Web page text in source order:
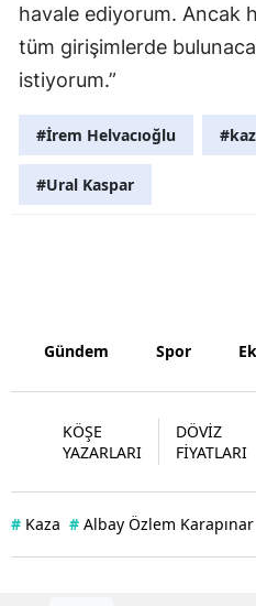
havale ediyorum. Ancak
tüm girişimlerde
istiyorum.”
#İrem Helvacıoğlu
#Ural Kaspar
Gündem Spor
KÖŞE
YAZARLARI
DÖVİZ
FİYATLARI
# Kaza # Albay Özlem Karapınar